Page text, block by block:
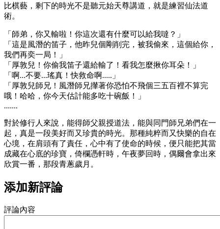
比棋藝，剩下的時光不是聽元始天尊講道，就是練習仙法道
術。
「師弟，你又輸啦！你這次還有什麼可以給我噠？」
「這是風潛的笛子，他昨兒個剛削完，被我偷來，這個給你，
我們再奕一局！」
「厚敦兒！你偷我笛子還給輸了！看我怎麼揪你耳朵！」
「啊...不要...瑤真！快救命啊.....」
「厚敦兒師兄！風潛師兄攆著你恐怕不飛個三五百裡不算完
哦！哈哈，你今天估計能多吃十碗飯！」
.......
對於修行人來說，能得師父親授道法，能與同門師兄弟們在一
起，真是一段美好而又珍貴的時光。那種純粹而又快樂的自在
心境，在肩頭有了責任，心中有了使命的時候，便只能把其當
成藏在心底的珍寶，倚欄憑軒時，午夜夢回時，偶爾會拿出來
欣賞一番，那段青蔥歲月。
添加新評論
評論內容